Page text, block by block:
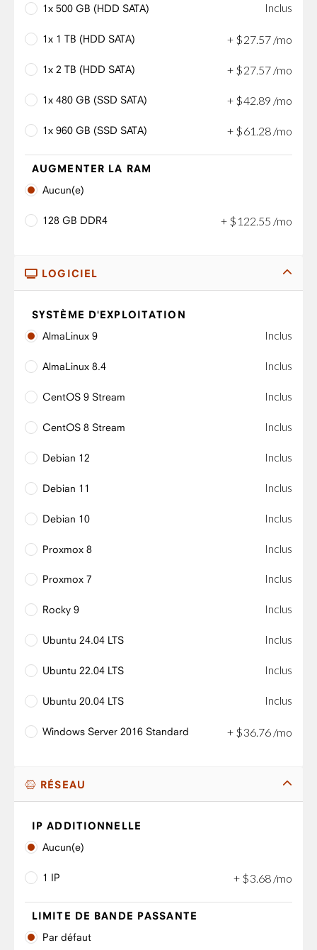
1x 500 GB (HDD SATA) Inclus
1x 1 TB (HDD SATA) + $27.57 /mo
1x 2 TB (HDD SATA) + $27.57 /mo
1x 480 GB (SSD SATA) + $42.89 /mo
1x 960 GB (SSD SATA) + $61 28 /mo
AUGMENTER LA RAM
Aucun(e)
128 GB DDR4 + $ 122.55 /mo
LOGICIEL
SYSTÈME D'EXPLOITATION
AlmaLinux 9
Inclus
AlmaLinux 8.4 Inclus
CentOS 9 Stream Inclus
CentOS 8 Stream Inclus
Debian 12 Inclus
Debian 11 Inclus
Debian 10 Inclus
Proxmox 8 Inclus
Proxmox 7 Inclus
Rocky 9 Inclus
Ubuntu 24.04 LTS Inclus
Ubuntu 22.04 LTS Inclus
Ubuntu 20.04 LTS Inclus
Windows Server 2016 Standard + $36 76 /mo
RÉSEAU
IP ADDITIONNELLE
Aucun(e)
1 IP + $3.68 /mo
LIMITE DE BANDE PASSANTE
Par défaut